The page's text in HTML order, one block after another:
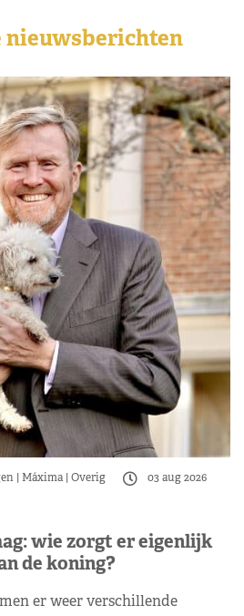
nieuwsberichten
Máxima Overig
03 aug 2026
wie zorgt er eigenlijk
de koning?
er weer verschillende